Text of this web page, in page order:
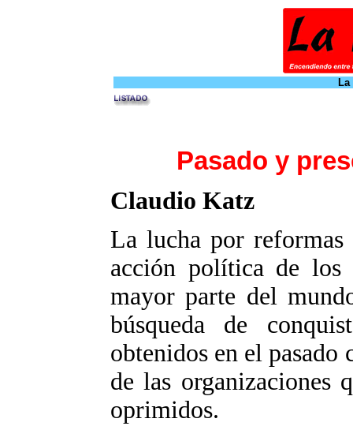
Pasado y
Claudio Katz
La lucha por reformas
acción política de los
mayor parte del
búsqueda de
obtenidos en el pasado
de las organizaciones
oprimidos.